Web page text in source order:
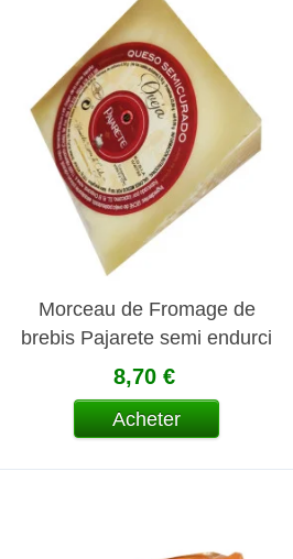
Morceau de Fromage de
brebis Pajarete semi endurci
8,70 €
Acheter